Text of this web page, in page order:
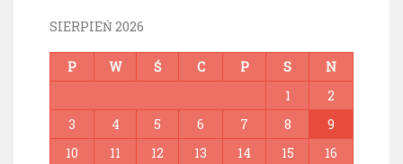
SIERPIEŃ 2026
P W Ś C P S
N
1
2
3
4 5 6 7 8
9
10
11 12 13 14 15
16